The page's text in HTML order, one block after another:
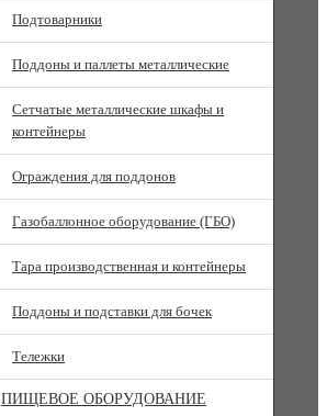
Подтоварники
Поддоны и паллеты металлические
Сетчатые металлические шкафы и
контейнеры
Ограждения для поддонов
Газобаллонное оборудование (ГБО)
Тара производственная и контейнеры
Поддоны и подставки для бочек
Тележки
ПИЩЕВОЕ ОБОРУДОВАНИЕ